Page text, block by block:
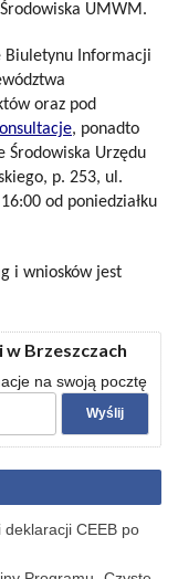
UMWM.
Biuletynu Informacji
oraz pod
, ponadto
Środowiska Urzędu
p. 253, ul.
od poniedziałku
i wniosków jest
w Brzeszczach
na swoją pocztę
CEEB po